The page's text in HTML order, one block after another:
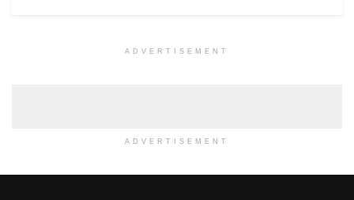
ADVERTISEMENT
ADVERTISEMENT